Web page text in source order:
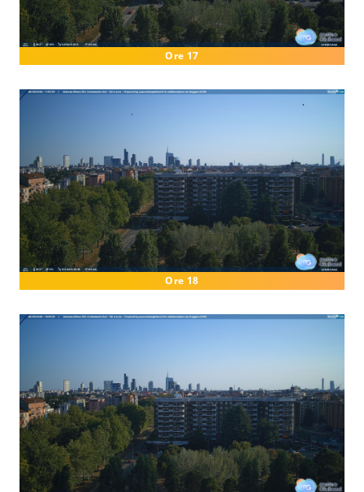
Ore 17
Ore 18